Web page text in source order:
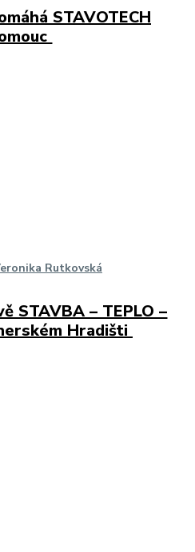
STAVOTECH
Rutkovská
STAVBA – TEPLO –
Hradišti